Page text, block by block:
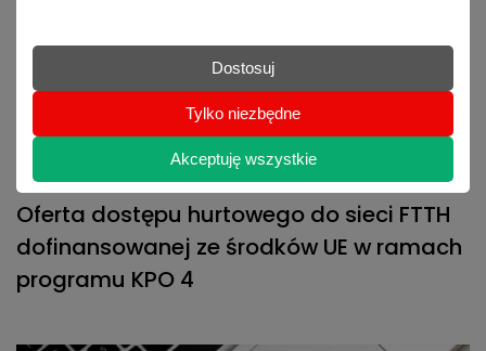
29.08.2025
Oferta dostępu hurtowego do sieci FTTH
dofinansowanej ze środków UE w ramach
programu KPO 4
Dostosuj
Tylko niezbędne
Akceptuję wszystkie